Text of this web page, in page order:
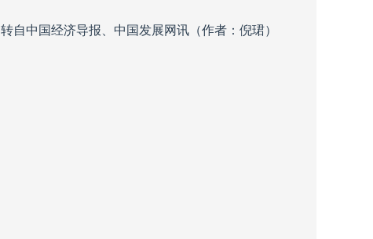
转自中国经济导报、中国发展网讯（作者：倪珺）